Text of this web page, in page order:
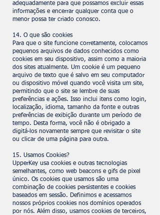
adequadamente para que possamos excluir essas
informações e encerrar qualquer conta que o
menor possa ter criado conosco.
14. O que são cookies
Para que o site funcione corretamente, colocamos
pequenos arquivos de dados conhecidos como
cookies em seu dispositivo, assim como a maioria
dos sites atualmente. Um cookie é um pequeno
arquivo de texto que é salvo em seu computador
ou dispositivo móvel quando você visita um site,
permitindo que o site se lembre de suas
preferências e ações. Isso inclui itens como login,
localização, idioma, tamanho da fonte e outras
preferências de exibição durante um período de
tempo. Desta forma, você não é obrigado a
digitá-los novamente sempre que revisitar o site
ou clicar de uma página para outra.
15. Usamos Cookies?
UpperKey usa cookies e outras tecnologias
semelhantes, como web beacons e gifs de pixel
único. Os cookies que usamos são uma
combinação de cookies persistentes e cookies
baseados em sessão. Definimos e acessamos
nossos próprios cookies nos domínios operados
por nós. Além disso, usamos cookies de terceiros,